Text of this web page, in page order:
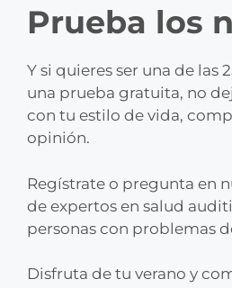
Prueba los
Y si quieres ser una de
una prueba gratuita, no
con tu estilo de vida,
opinión.
Regístrate o pregunta en
de expertos en salud
personas con problemas
Disfruta de tu verano y